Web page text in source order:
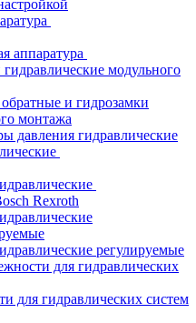
аппаратура
гидравлические модульного
и гидрозамки
монтажа
давления гидравлические
Rexroth
регулируемые
для гидравлических
для гидравлических систем